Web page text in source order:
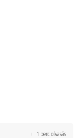
1 perc olvasás